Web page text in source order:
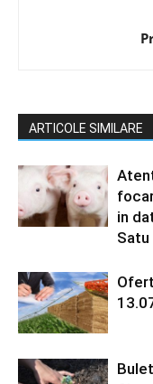
ARTICOLE SIMILARE
in
Satu